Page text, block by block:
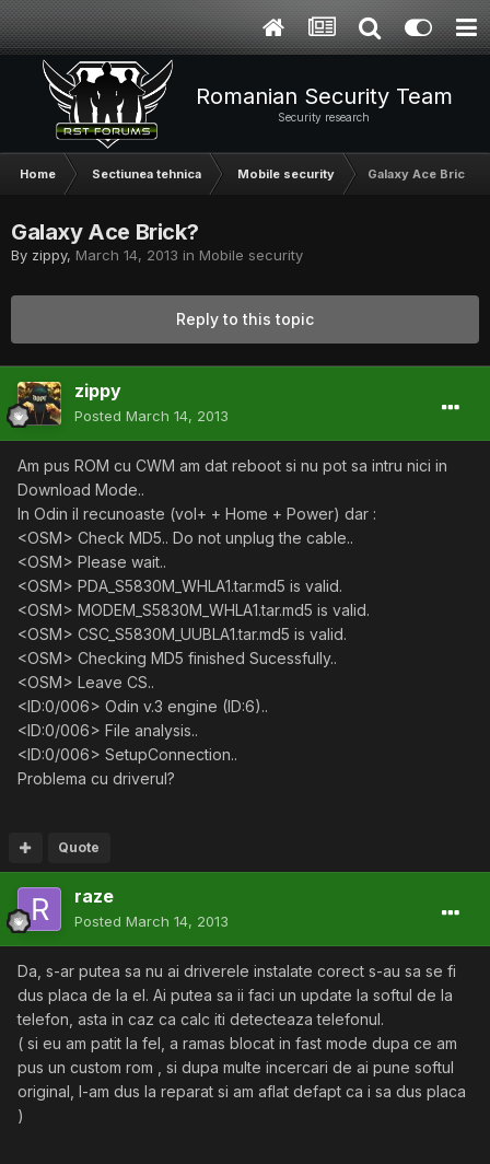
Romanian Security Team
Security research
Home Sectiunea tehnica Mobile security Galaxy Ace Brick?
Galaxy Ace Brick?
By zippy, March 14, 2013 in Mobile security
Reply to this topic
zippy
Posted March 14, 2013
Am pus ROM cu CWM am dat reboot si nu pot sa intru nici in
Download Mode..
In Odin il recunoaste (vol+ + Home + Power) dar :
<OSM> Check MD5.. Do not unplug the cable..
<OSM> Please wait..
<OSM> PDA_S5830M_WHLA1.tar.md5 is valid.
<OSM> MODEM_S5830M_WHLA1.tar.md5 is valid.
<OSM> CSC_S5830M_UUBLA1.tar.md5 is valid.
<OSM> Checking MD5 finished Sucessfully..
<OSM> Leave CS..
<ID:0/006> Odin v.3 engine (ID:6)..
<ID:0/006> File analysis..
<ID:0/006> SetupConnection..
Problema cu driverul?
Quote
raze
Posted March 14, 2013
Da, s-ar putea sa nu ai driverele instalate corect s-au sa se fi
dus placa de la el. Ai putea sa ii faci un update la softul de la
telefon, asta in caz ca calc iti detecteaza telefonul.
( si eu am patit la fel, a ramas blocat in fast mode dupa ce am
pus un custom rom , si dupa multe incercari de ai pune softul
original, l-am dus la reparat si am aflat defapt ca i sa dus placa
)